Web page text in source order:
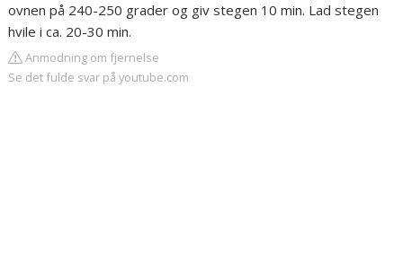
ovnen på 240-250 grader og giv stegen 10 min. Lad stegen
hvile i ca. 20-30 min.
Anmodning om fjernelse
Se det fulde svar på youtube.com